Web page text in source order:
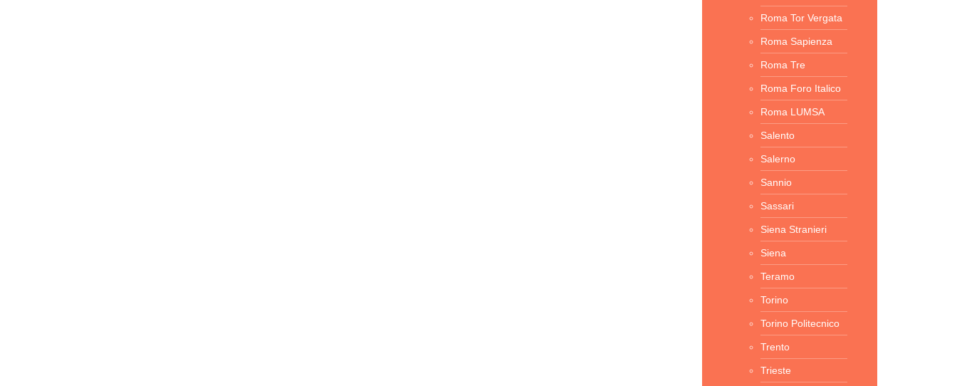
Roma Tor Vergata
Roma Sapienza
Roma Tre
Roma Foro Italico
Roma LUMSA
Salento
Salerno
Sannio
Sassari
Siena Stranieri
Siena
Teramo
Torino
Torino Politecnico
Trento
Trieste